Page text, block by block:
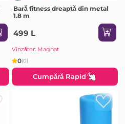
Bară fitness dreaptă din metal
1.8 m
499 L
Vînzător: Magnat
0(0)
Cumpără Rapid